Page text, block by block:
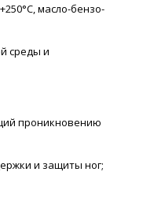
масло-бензо-
среды и
проникновению
и защиты ног;